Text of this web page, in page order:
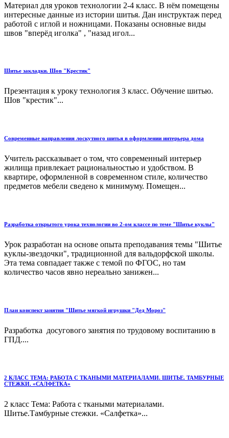
Материал для уроков технологии 2-4 класс. В нём помещены
интересные данные из истории шитья. Дан инструктаж перед
работой с иглой и ножницами. Показаны основные виды
швов "вперёд иголка" , "назад игол...
Шитье закладки. Шов "Крестик"
Презентация к уроку технология 3 класс. Обучение шитью.
Шов "крестик"...
Современные направления лоскутного шитья в оформлении интерьера дома
Учитель рассказывает о том, что современный интерьер
жилища привлекает рациональностью и удобством. В
квартире, оформленной в современном стиле, количество
предметов мебели сведено к минимуму. Помещен...
Разработка открытого урока технологии во 2-ом классе по теме "Шитье куклы"
Урок разработан на основе опыта преподавания темы "Шитье
куклы-звездочки", традиционной для вальдорфской школы.
Эта тема совпадает также с темой по ФГОС, но там
количество часов явно нереально занижен...
План конспект занятия "Шитье мягкой игрушки "Дед Мороз"
Разработка досугового занятия по трудовому воспитанию в
ГПД....
2 КЛАСС ТЕМА: РАБОТА С ТКАНЫМИ МАТЕРИАЛАМИ. ШИТЬЕ. ТАМБУРНЫЕ
СТЕЖКИ. «САЛФЕТКА»
2 класс Тема: Работа с ткаными материалами.
Шитье.Тамбурные стежки. «Салфетка»...